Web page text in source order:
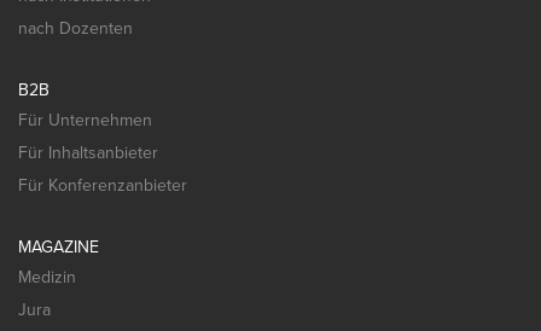
nach Dozenten
B2B
Für Unternehmen
Für Inhaltsanbieter
Für Konferenzanbieter
MAGAZINE
Medizin
Jura